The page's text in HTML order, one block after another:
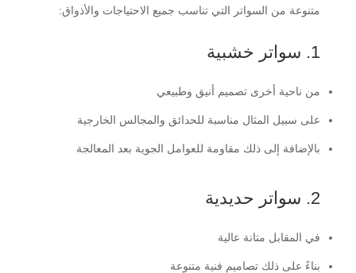
متنوعة من السواتر التي تناسب جميع الاحتياجات والأذواق:
1. سواتر خشبية
من ناحية أخرى تصميم أنيق وطبيعي
على سبيل المثال مناسبة للحدائق والمجالس الخارجية
بالإضافة إلى ذلك مقاومة للعوامل الجوية بعد المعالجة
2. سواتر حديدية
في المقابل متانة عالية
بناءً على ذلك تصاميم فنية متنوعة